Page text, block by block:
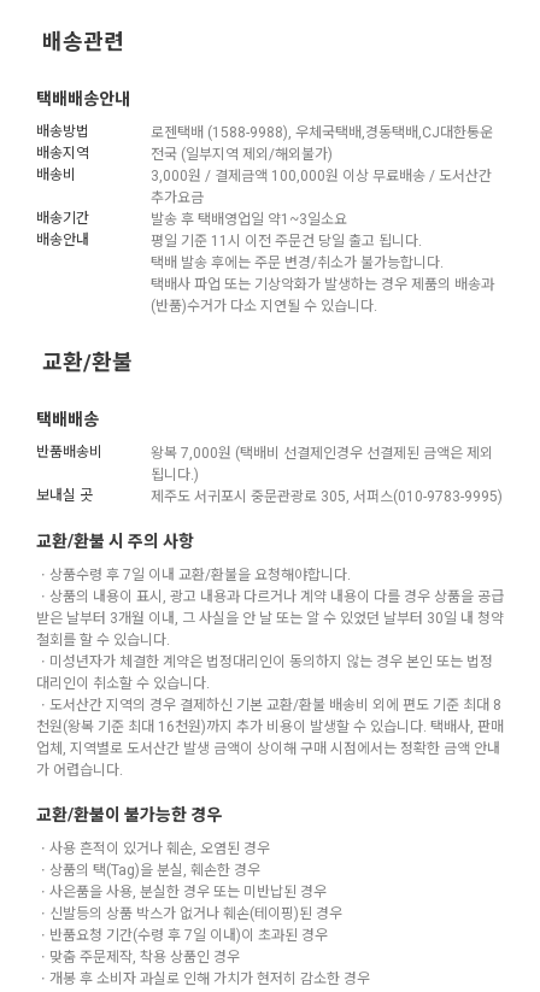
배송관련
택배배송안내
배송방법
로젠택배 (1588-9988), 우체국택배,경동택배,CJ대한통운
배송지역
전국 (일부지역 제외/해외불가)
배송비
3,000원 / 결제금액 100,000원 이상 무료배송 / 도서산간
추가요금
배송기간
발송 후 택배영업일 약1~3일소요
배송안내
평일 기준 11시 이전 주문건 당일 출고 됩니다.
택배 발송 후에는 주문 변경/취소가 불가능합니다.
택배사 파업 또는 기상악화가 발생하는 경우 제품의 배송과
(반품)수거가 다소 지연될 수 있습니다.
교환/환불
택배배송
반품배송비
왕복 7,000원 (택배비 선결제인경우 선결제된 금액은 제외
됩니다.)
보내실 곳
제주도 서귀포시 중문관광로 305, 서퍼스(010-9783-9995)
교환/환불 시 주의 사항
ㆍ상품수령 후 7일 이내 교환/환불을 요청해야합니다.
ㆍ상품의 내용이 표시, 광고 내용과 다르거나 계약 내용이 다를 경우 상품을 공급
받은 날부터 3개월 이내, 그 사실을 안 날 또는 알 수 있었던 날부터 30일 내 청약
철회를 할 수 있습니다.
ㆍ미성년자가 체결한 계약은 법정대리인이 동의하지 않는 경우 본인 또는 법정
대리인이 취소할 수 있습니다.
ㆍ도서산간 지역의 경우 결제하신 기본 교환/환불 배송비 외에 편도 기준 최대 8
천원(왕복 기준 최대 16천원)까지 추가 비용이 발생할 수 있습니다. 택배사, 판매
업체, 지역별로 도서산간 발생 금액이 상이해 구매 시점에서는 정확한 금액 안내
가 어렵습니다.
교환/환불이 불가능한 경우
ㆍ사용 흔적이 있거나 훼손, 오염된 경우
ㆍ상품의 택(Tag)을 분실, 훼손한 경우
ㆍ사은품을 사용, 분실한 경우 또는 미반납된 경우
ㆍ신발등의 상품 박스가 없거나 훼손(테이핑)된 경우
ㆍ반품요청 기간(수령 후 7일 이내)이 초과된 경우
ㆍ맞춤 주문제작, 착용 상품인 경우
ㆍ개봉 후 소비자 과실로 인해 가치가 현저히 감소한 경우